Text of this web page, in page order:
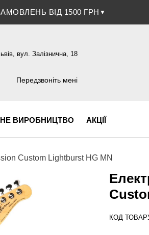
ВІД 1500 ГРН ▼
вул. Залізнична, 18
(096) 609 84 32
Передзвоніть мені
ВИРОБНИЦТВО АКЦІЇ
Custom Lightburst HG MN
КОД